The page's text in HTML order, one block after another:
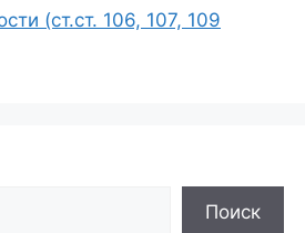
(ст.ст. 106, 107, 109
Поиск